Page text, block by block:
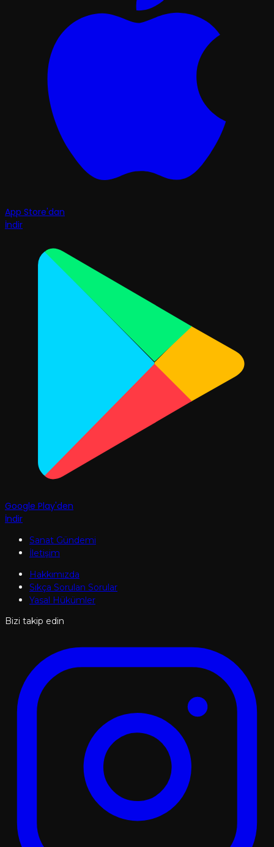
App Store'dan
İndir
Google Play'den
İndir
Sanat Gündemi
İletişim
Hakkımızda
Sıkça Sorulan Sorular
Yasal Hükümler
Bizi takip edin